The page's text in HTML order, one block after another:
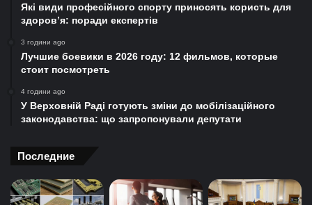
Які види професійного спорту приносять користь для
здоров’я: поради експертів
3 години ago
Лучшие боевики в 2026 году: 12 фильмов, которые
стоит посмотреть
4 години ago
У Верховній Раді готують зміни до мобілізаційного
законодавства: що запропонували депутати
Последние